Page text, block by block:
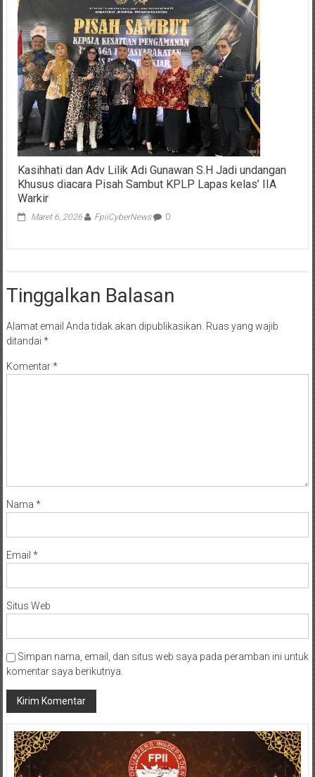
Kasihhati dan Adv Lilik Adi Gunawan S.H Jadi undangan
Khusus diacara Pisah Sambut KPLP Lapas kelas’ IIA
Warkir
Maret 6, 2026 FpiiCyberNews 0
Tinggalkan Balasan
Alamat email Anda tidak akan dipublikasikan. Ruas yang wajib
ditandai *
Komentar*
Nama *
Email *
Situs Web
Simpan nama, email, dan situs web saya pada peramban ini untuk
komentar saya berikutnya.